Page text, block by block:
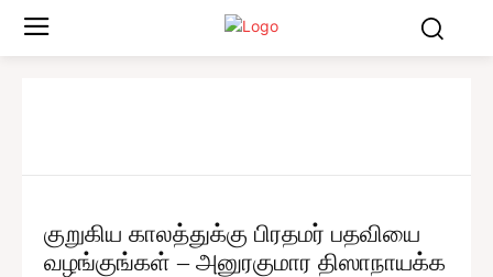
குறுகிய காலத்துக்கு பிரதமர் பதவியை
வழங்குங்கள் – அனுரகுமார திஸாநாயக்க